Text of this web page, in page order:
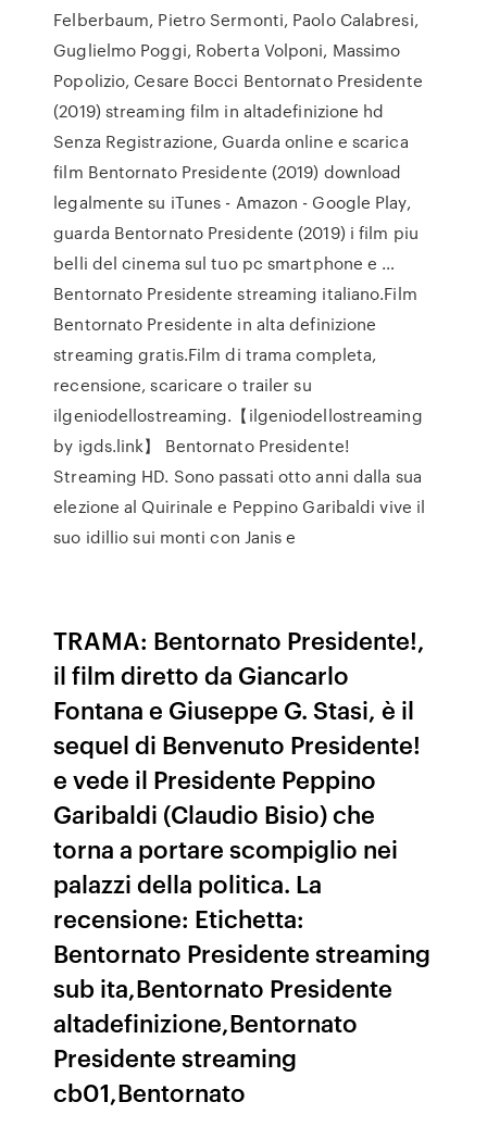
Felberbaum, Pietro Sermonti, Paolo Calabresi,
Guglielmo Poggi, Roberta Volponi, Massimo
Popolizio, Cesare Bocci Bentornato Presidente
(2019) streaming film in altadefinizione hd
Senza Registrazione, Guarda online e scarica
film Bentornato Presidente (2019) download
legalmente su iTunes - Amazon - Google Play,
guarda Bentornato Presidente (2019) i film piu
belli del cinema sul tuo pc smartphone e …
Bentornato Presidente streaming italiano.Film
Bentornato Presidente in alta definizione
streaming gratis.Film di trama completa,
recensione, scaricare o trailer su
ilgeniodellostreaming.【ilgeniodellostreaming
by igds.link】 Bentornato Presidente!
Streaming HD. Sono passati otto anni dalla sua
elezione al Quirinale e Peppino Garibaldi vive il
suo idillio sui monti con Janis e
TRAMA: Bentornato Presidente!,
il film diretto da Giancarlo
Fontana e Giuseppe G. Stasi, è il
sequel di Benvenuto Presidente!
e vede il Presidente Peppino
Garibaldi (Claudio Bisio) che
torna a portare scompiglio nei
palazzi della politica. La
recensione: Etichetta:
Bentornato Presidente streaming
sub ita,Bentornato Presidente
altadefinizione,Bentornato
Presidente streaming
cb01,Bentornato